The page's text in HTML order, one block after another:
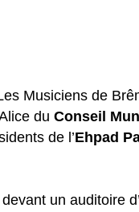
Musiciens de
du Conseil
de l’Ehpad
un auditoire